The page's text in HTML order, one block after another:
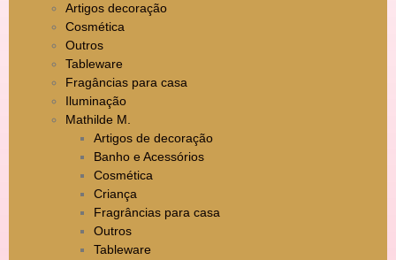
Artigos decoração
Cosmética
Outros
Tableware
Fragâncias para casa
Iluminação
Mathilde M.
Artigos de decoração
Banho e Acessórios
Cosmética
Criança
Fragrâncias para casa
Outros
Tableware